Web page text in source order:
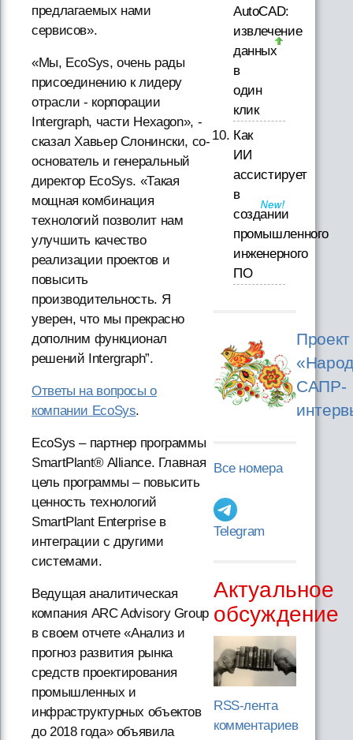
предлагаемых нами
сервисов».
«Мы, EcoSys, очень рады
присоединению к лидеру
отрасли - корпорации
Intergraph, части Hexagon», -
сказал Хавьер Слонински, со-
основатель и генеральный
директор EcoSys. «Такая
мощная комбинация
технологий позволит нам
улучшить качество
реализации проектов и
повысить
производительность. Я
уверен, что мы прекрасно
дополним функционал
решений Intergraph”.
Ответы на вопросы о
компании EcoSys.
EcoSys – партнер программы
SmartPlant® Alliance. Главная
цель программы – повысить
ценность технологий
SmartPlant Enterprise в
интеграции с другими
системами.
Ведущая аналитическая
компания ARC Advisory Group
в своем отчете «Анализ и
прогноз развития рынка
средств проектирования
промышленных и
инфраструктурных объектов
до 2018 года» объявила
AutoCAD:
извлечение
данных
в
один
клик
Как
ИИ
ассистирует
в
создании
промышленного
инженерного
ПО
Проект
САПР-
Все номера
Telegram
Актуальное
обсуждение
RSS-лента
комментариев